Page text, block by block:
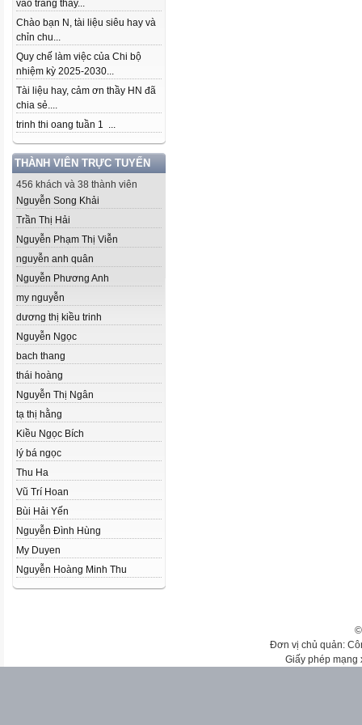
vào trang thầy...
Chào bạn N, tài liệu siêu hay và
chỉn chu...
Quy chế làm việc của Chi bộ
nhiệm kỳ 2025-2030...
Tài liệu hay, cảm ơn thầy HN đã
chia sẻ....
trinh thi oang tuần 1 ...
THÀNH VIÊN TRỰC TUYẾN
456 khách và 38 thành viên
Nguyễn Song Khải
Trần Thị Hải
Nguyễn Phạm Thị Viễn
nguyễn anh quân
Nguyễn Phương Anh
my nguyễn
dương thị kiều trinh
Nguyễn Ngọc
bach thang
thái hoàng
Nguyễn Thị Ngân
tạ thị hằng
Kiều Ngọc Bích
lý bá ngọc
Thu Ha
Vũ Trí Hoan
Bùi Hải Yến
Nguyễn Đình Hùng
My Duyen
Nguyễn Hoàng Minh Thu
Đơn vị chủ quản:
Giấy phép mạng